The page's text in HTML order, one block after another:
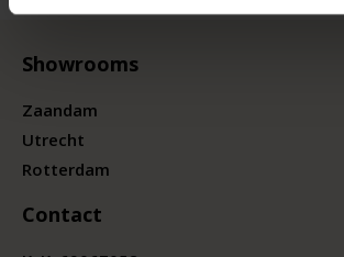
Showrooms
Zaandam
Utrecht
Rotterdam
Contact